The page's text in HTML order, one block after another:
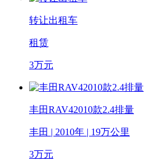
转让出租车
租赁
3万元
丰田RAV42010款2.4排量
丰田 | 2010年 | 19万公里
3万元